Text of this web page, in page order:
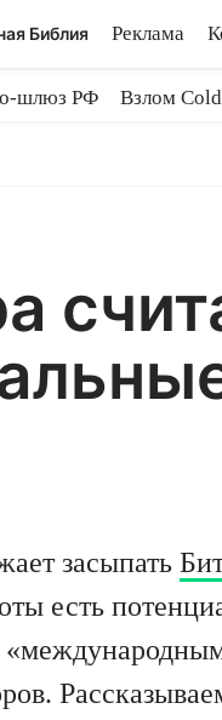
Библия Реклама
шлюз РФ
Взлом
засыпать
есть